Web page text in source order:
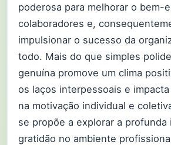
poderosa para melhorar o bem-
colaboradores e,
impulsionar o sucesso da
todo. Mais do que simples
genuína promove um clima
os laços interpessoais e
na motivação individual e
se propõe a explorar a profunda
gratidão no ambiente